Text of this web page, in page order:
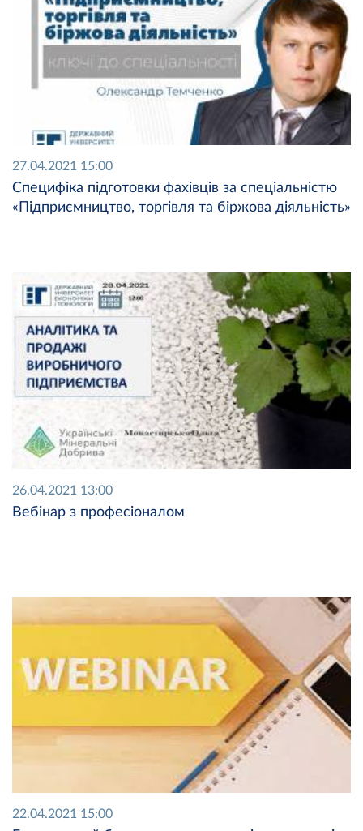
27.04.2021 15:00
Специфіка підготовки фахівців за спеціальністю
«Підприємництво, торгівля та біржова діяльність»
26.04.2021 13:00
Вебінар з професіоналом
22.04.2021 15:00